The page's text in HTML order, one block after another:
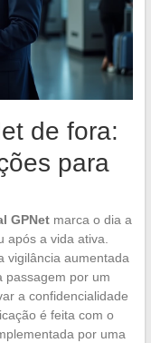
de fora:
para
GPNetmarca o dia a
após a vida ativa.
vigilância aumentada
passagem por um
a confidencialidade
é feita com o
por uma